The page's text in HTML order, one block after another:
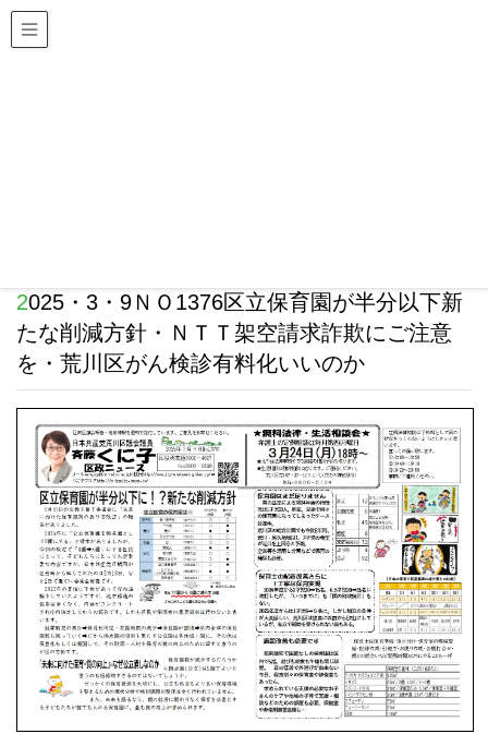
2025・3・9ＮＯ1376区立保育園が半分以下新
たな削減方針・ＮＴＴ架空請求詐欺にご注意
を・荒川区がん検診有料化いいのか